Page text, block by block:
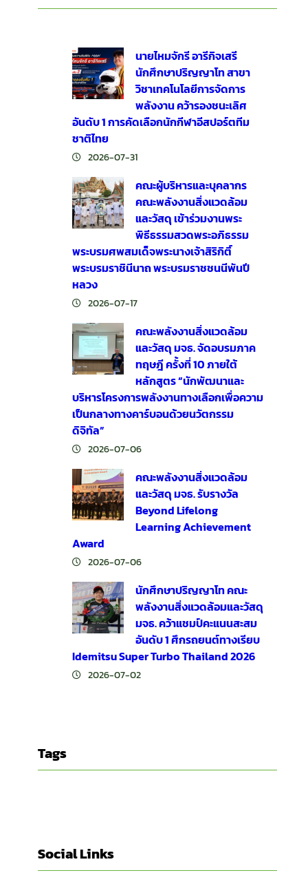
นายไหมจักรี อารีกิจเสรี
นักศึกษาปริญญาโท สาขา
วิชาเทคโนโลยีการจัดการ
พลังงาน คว้ารองชนะเลิศ
อันดับ 1 การคัดเลือกนักกีฬาอีสปอร์ตทีม
ชาติไทย
2026-07-31
คณะผู้บริหารและบุคลากร
คณะพลังงานสิ่งแวดล้อม
และวัสดุ เข้าร่วมงานพระ
พิธีธรรมสวดพระอภิธรรม
พระบรมศพสมเด็จพระนางเจ้าสิริกิติ์
พระบรมราชินีนาถ พระบรมราชชนนีพันปี
หลวง
2026-07-17
คณะพลังงานสิ่งแวดล้อม
และวัสดุ มจธ. จัดอบรมภาค
ทฤษฎี ครั้งที่ 10 ภายใต้
หลักสูตร “นักพัฒนาและ
บริหารโครงการพลังงานทางเลือกเพื่อความ
เป็นกลางทางคาร์บอนด้วยนวัตกรรม
ดิจิทัล”
2026-07-06
คณะพลังงานสิ่งแวดล้อม
และวัสดุ มจธ. รับรางวัล
Beyond Lifelong
Learning Achievement
Award
2026-07-06
นักศึกษาปริญญาโท คณะ
พลังงานสิ่งแวดล้อมและวัสดุ
มจธ. คว้าแชมป์คะแนนสะสม
อันดับ 1 ศึกรถยนต์ทางเรียบ
Idemitsu Super Turbo Thailand 2026
2026-07-02
Tags
Social Links